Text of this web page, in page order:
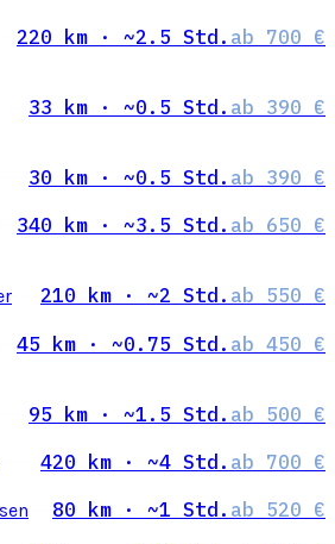
220 km · ~2.5 Std. ab 700 €
33 km · ~0.5 Std. ab 390 €
30 km · ~0.5 Std. ab 390 €
340 km · ~3.5 Std. ab 650 €
210 km · ~2 Std. ab 550 €
45 km · ~0.75 Std. ab 450 €
95 km · ~1.5 Std. ab 500 €
420 km · ~4 Std. ab 700 €
80 km · ~1 Std. ab 520 €